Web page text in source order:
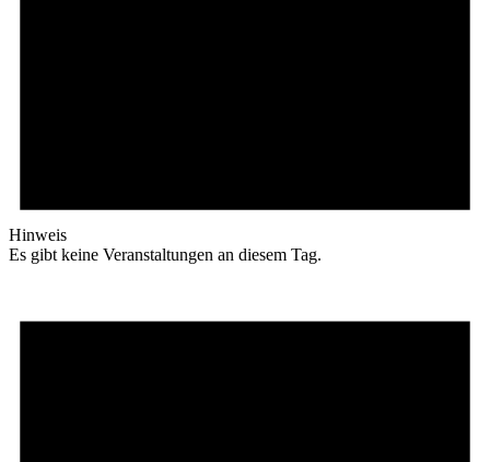
Hinweis
Es gibt keine Veranstaltungen an diesem Tag.